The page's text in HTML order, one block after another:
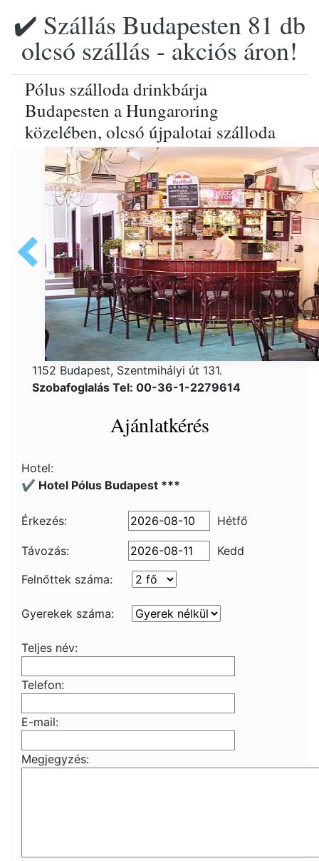
✔️ Szállás Budapesten 81 db
olcsó szállás - akciós áron!
Pólus szálloda drinkbárja
Budapesten a Hungaroring
közelében, olcsó újpalotai szálloda
1152 Budapest, Szentmihályi út 131.
Szobafoglalás Tel: 00-36-1-2279614
Ajánlatkérés
Hotel:
✔️ Hotel Pólus Budapest ***
Érkezés: Hétfő
Távozás:
Kedd
Felnőttek száma:
Gyerekek száma:
Teljes név:
Telefon:
E-mail:
Megjegyzés: